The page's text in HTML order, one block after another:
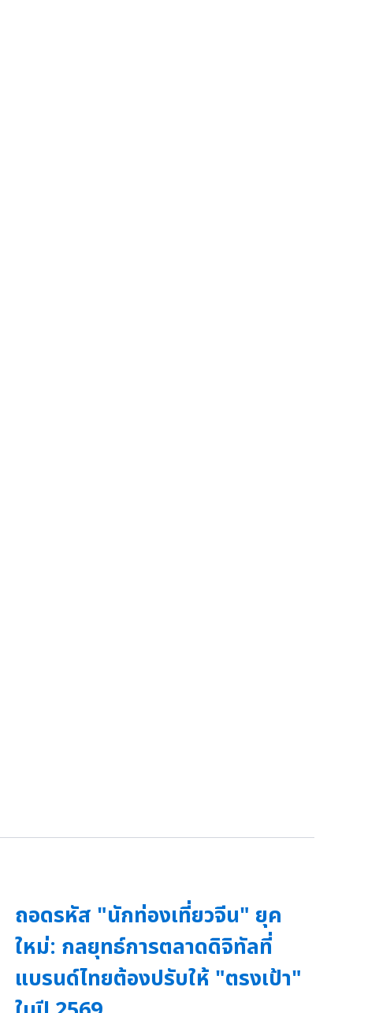
ถอดรหัส "นักท่องเที่ยวจีน" ยุค
ใหม่: กลยุทธ์การตลาดดิจิทัลที่
แบรนด์ไทยต้องปรับให้ "ตรงเป้า"